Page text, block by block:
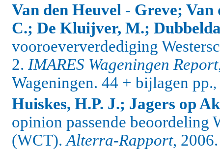
Van den Heuvel - Greve;
C.; De Kluijver, M.;
vooroeververdediging
2. IMARES Wageningen Report
Wageningen. 44 + bijlagen pp.,
Huiskes, H.P. J.; Jagers op
opinion passende beoordeling
(WCT).Alterra-Rapport,